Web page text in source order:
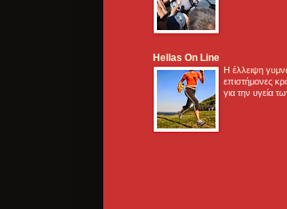
Hellas On Line
Η έλλειψη
επιστήμονες
για την υγεία